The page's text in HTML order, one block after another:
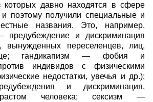
давно находятся в сфере
поэтому получили специальные и
названия. Это, например,
предубеждение и дискриминация
вынужденных переселенцев, лиц,
гандикапизм — фобия и
индивидов с физическими
недостатки, увечья и др.);
и дискриминация,
человека; сексизм —